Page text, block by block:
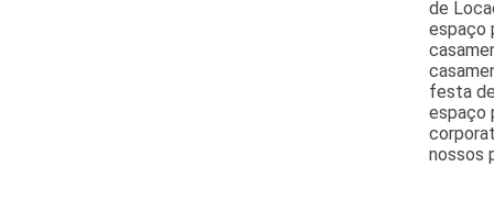
de
espaço
festa
espaço
nossos